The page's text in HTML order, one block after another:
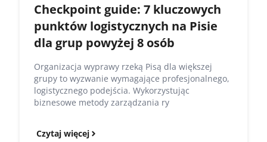
Checkpoint guide: 7 kluczowych
punktów logistycznych na Pisie
dla grup powyżej 8 osób
Organizacja wyprawy rzeką Pisą dla większej
grupy to wyzwanie wymagające profesjonalnego,
logistycznego podejścia. Wykorzystując
biznesowe metody zarządzania ry
Czytaj więcej